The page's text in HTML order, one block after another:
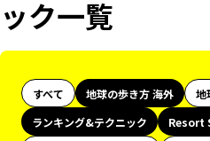
ック一覧
すべて 地球の歩き方 海外 地
ランキング&テクニック
Resort